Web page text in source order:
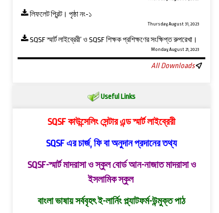
লিফলেট প্রিন্ট। পৃষ্ঠা নং-১
Thursday, August 31, 2023
SQSF স্মার্ট লাইব্রেরী’ ও ‍SQSF শিক্ষক প্রশিক্ষণের সংক্ষিপ্ত রুপরেখা।
Monday, August 21, 2023
All Downloads
Useful Links
SQSF কাউন্সেলিং সেন্টার এন্ড স্মার্ট লাইব্রেরী
SQSF এর চার্জ, ফি বা অনুদান প্রদানের তথ্য
SQSF-স্মার্ট মাদরাসা ও স্কুল বোর্ড আন-নাজাত মাদরাসা ও
ইসলামিক স্কুল
বাংলা ভাষায় সর্ববৃহৎ ই-লার্নিং প্ল্যাটফর্ম-উন্মুক্ত পাঠ